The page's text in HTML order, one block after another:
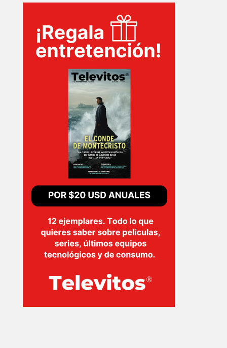
T-
PLUS
EVENTOS